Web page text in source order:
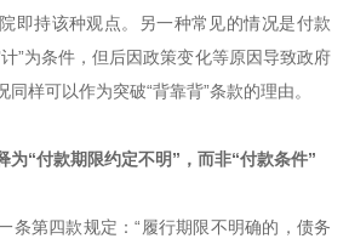
即持该种观点。另一种常见的情况是付款
”为条件，但后因政策变化等原因导致政府
样可以作为突破“背靠背”条款的理由。
为“付款期限约定不明”，而非“付款条件”
条第四款规定：“履行期限不明确的，债务